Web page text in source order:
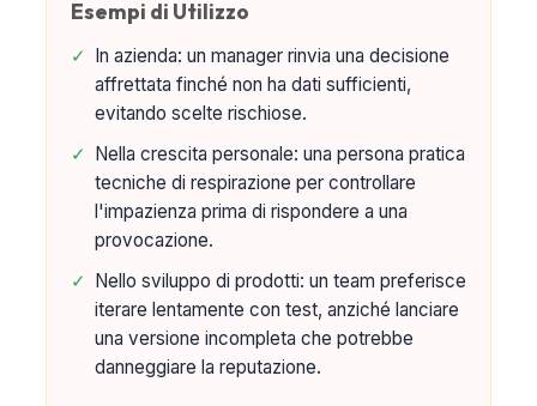
Esempi di Utilizzo
✓ In azienda: un manager rinvia una decisione
affrettata finché non ha dati sufficienti,
evitando scelte rischiose.
✓ Nella crescita personale: una persona pratica
tecniche di respirazione per controllare
l'impazienza prima di rispondere a una
provocazione.
✓ Nello sviluppo di prodotti: un team preferisce
iterare lentamente con test, anziché lanciare
una versione incompleta che potrebbe
danneggiare la reputazione.